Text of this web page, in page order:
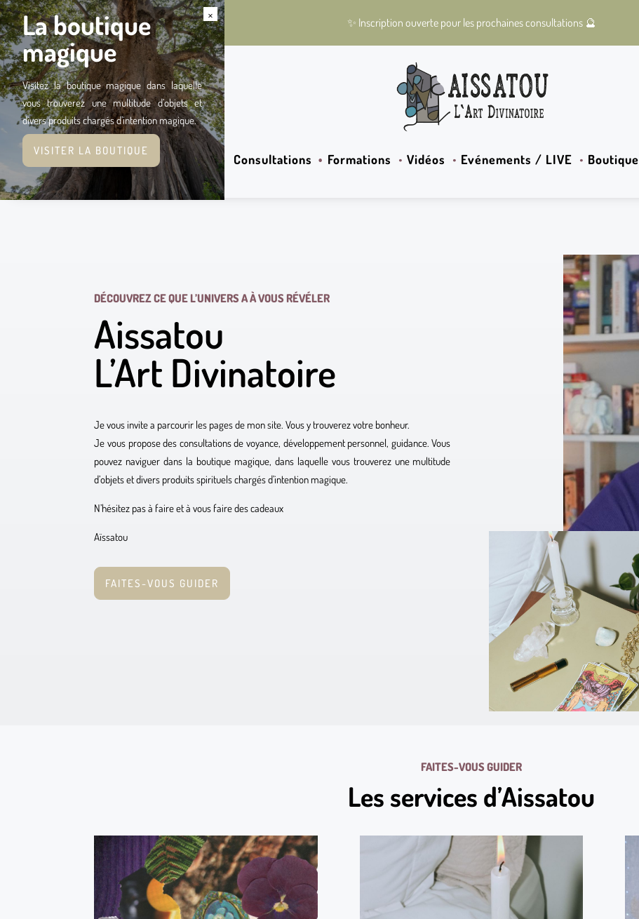
✨ Inscription ouverte pour les prochaines consultations 🔮
Consultations Formations Vidéos Evénements / LIVE Boutique
DÉCOUVREZ CE QUE L’UNIVERS A À VOUS RÉVÉLER
Aissatou
L’Art Divinatoire
Je vous invite a parcourir les pages de mon site. Vous y trouverez votre bonheur.
Je vous propose des consultations de voyance, développement personnel, guidance. Vous
pouvez naviguer dans la boutique magique, dans laquelle vous trouverez une multitude
d’objets et divers produits spirituels chargés d’intention magique.
N’hésitez pas à faire et à vous faire des cadeaux
Aïssatou
FAITES-VOUS GUIDER
FAITES-VOUS GUIDER
Les services d’Aissatou
×
La boutique
magique
Visitez la boutique magique dans laquelle
vous trouverez une multitude d’objets et
divers produits chargés d’intention magique.
VISITER LA BOUTIQUE